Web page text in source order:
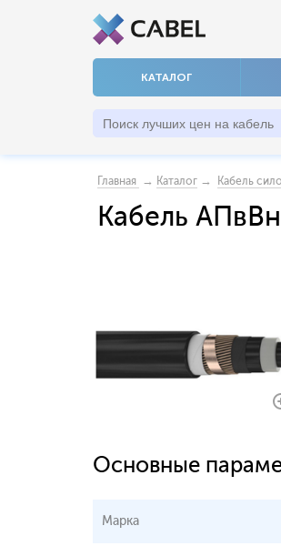
КАТАЛОГ
Главная → Каталог → Кабель
Кабель
Основные
Марка